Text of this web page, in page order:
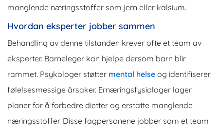
manglende næringsstoffer som jern eller kalsium.
Hvordan eksperter jobber sammen
Behandling av denne tilstanden krever ofte et team av
eksperter. Barneleger kan hjelpe dersom barn blir
rammet. Psykologer støtter mental helse og identifiserer
følelsesmessige årsaker. Ernæringsfysiologer lager
planer for å forbedre dietter og erstatte manglende
næringsstoffer. Disse fagpersonene jobber som et team